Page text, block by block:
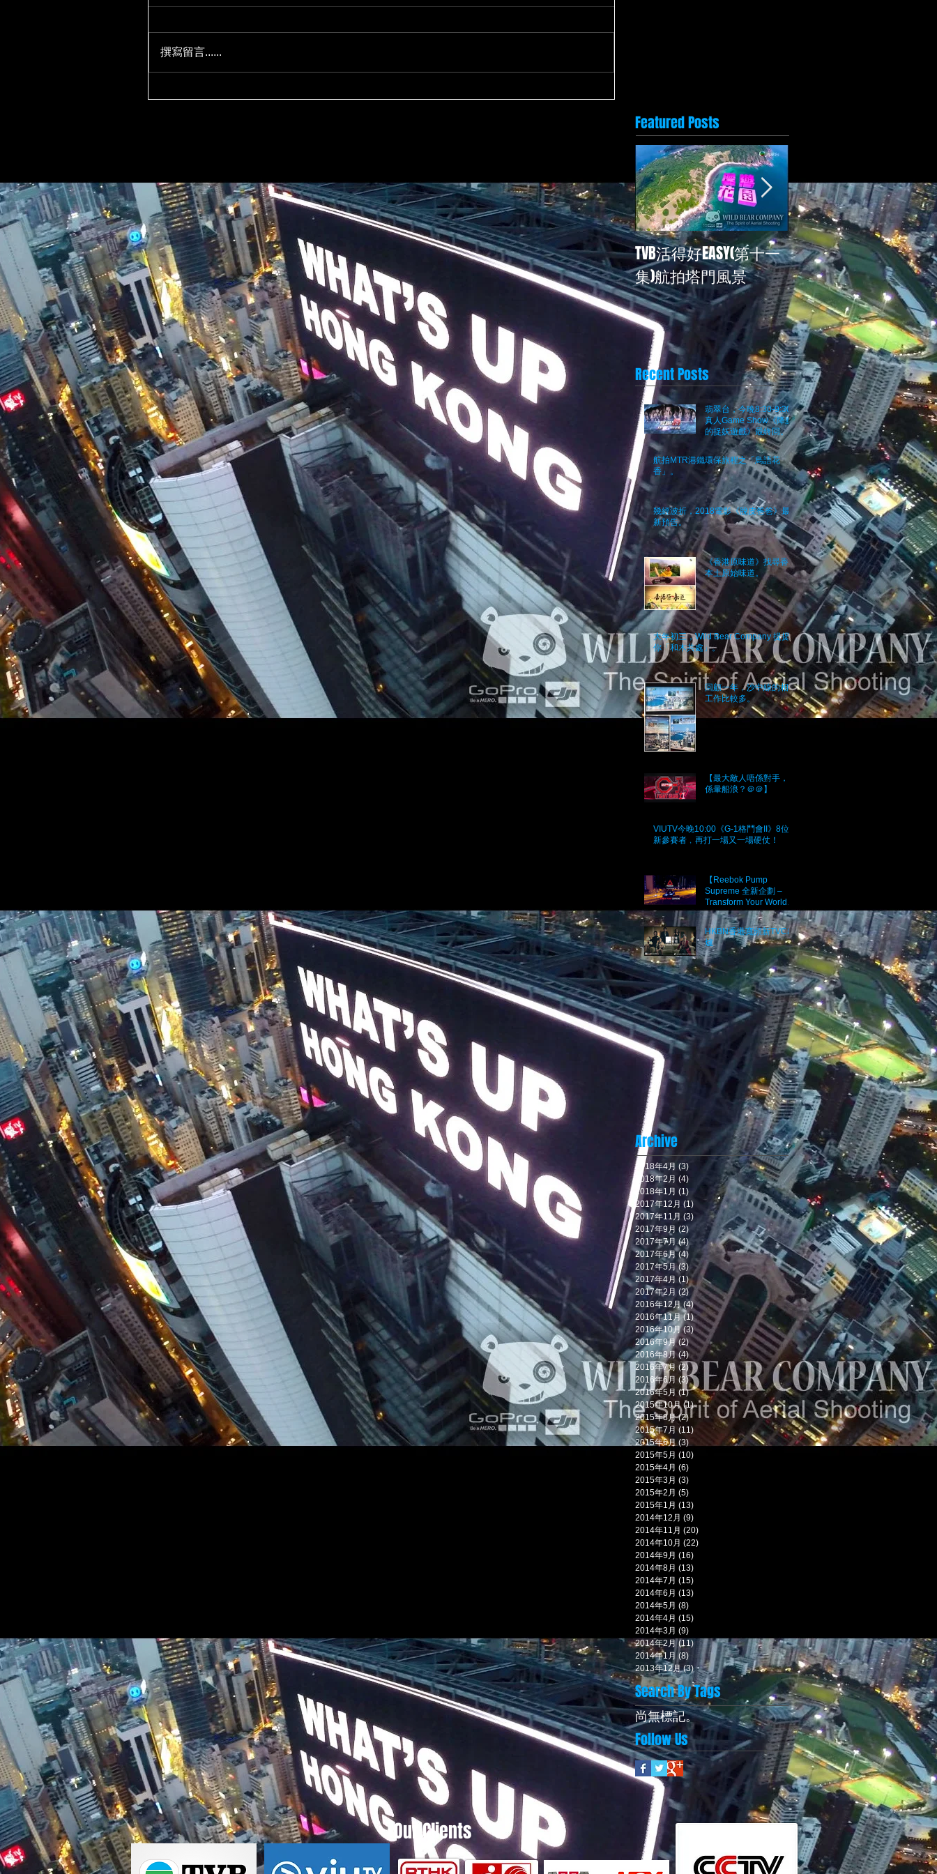
撰寫留言......
Featured Posts
TVB活得好EASY(第十一
集)航拍塔門風景
再次為TVB<活得好
拍攝
Recent Posts
翡翠台，今晚8:30-9:30
真人Game Show《降魔
的捉妖遊戲》最終回。究
竟邊個係魔？
航拍MTR港鐵環保旅程之「鳥語花
香」。
幾經波折，2018電影《脫皮爸爸》最
新預告。
《香港原味道》找尋香港
本土原始味道。
大年初三，Wild Bear Company 提提
你「和木共處」。
回顧一年，沙中線的相關
工作比較多。
【最大敵人唔係對手，而
係暈船浪？＠＠】
VIUTV今晚10:00《G-1格鬥會II》8位
新參賽者﹐再打一場又一場硬仗！
【Reebok Pump
Supreme 全新企劃 –
Transform Your World】
Project 2017
HKBN香港寬頻新TVC出
爐
Archive
2018年4月 (3) 3 篇文章
2018年2月 (4) 4 篇文章
2018年1月 (1) 1 篇文章
2017年12月 (1) 1 篇文章
2017年11月 (3) 3 篇文章
2017年9月 (2) 2 篇文章
2017年7月 (4)4 篇文章
2017年6月 (4) 4 篇文章
2017年5月 (3)3 篇文章
2017年4月 (1)1 篇文章
2017年2月 (2) 2 篇文章
2016年12月 (4)4 篇文章
2016年11月 (1)1 篇文章
2016年10月 (3)3 篇文章
2016年9月 (2)2 篇文章
2016年8月 (4)4 篇文章
2016年7月 (2) 2 篇文章
2016年6月 (3)3 篇文章
2016年5月 (1)1 篇文章
2015年10月 (1)1 篇文章
2015年8月 (2)2 篇文章
2015年7月 (11) 11 篇文章
2015年6月 (3) 3 篇文章
2015年5月 (10)
2015年4月 (6)
2015年3月 (3)
2015年2月 (5)
2015年1月 (13)
2014年12月 (9)
2014年11月 (20)
2014年10月 (22)
2014年9月 (16)
2014年8月 (13)
2014年7月 (15)
2014年6月 (13)
2014年5月 (8)
2014年4月 (15)
2014年3月 (9)
2014年2月 (11) 11 篇文章
2014年1月 (8) 8 篇文章
2013年12月 (3)3 篇文章
Search By Tags
尚無標記。
Follow Us
Our Clients